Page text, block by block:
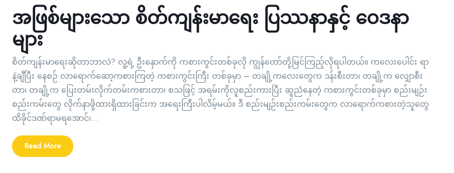
အဖြစ်များသော စိတ်ကျန်းမာရေး ပြဿနာနှင့် ဝေဒနာ
များ
စိတ်ကျန်းမာရေးဆိုတာဘာလဲ? လူ့ရဲ့ ဦးနှောက်ကို ကစားကွင်းတစ်ခုလို ကျွန်တော်တို့မြင်ကြည့်လိုရပါတယ်။ ကလေးပေါင်း ရာ
နဲ့ချီပြီး နေစဉ် လာရောက်ဆော့ကစားကြတဲ့ ကစားကွင်းကြီး တစ်ခုမှာ – တချို့ကလေးတွေက ဒန်းစီးတာ၊ တချို့က လျှောစီး
တာ၊ တချို့က ပြေးတမ်းလိုက်တမ်းကစားတာ၊ စသဖြင့် အရမ်းကိုလူစည်းကားပြီး ဆူညံနေတဲ့ ကစားကွင်းတစ်ခုမှာ စည်းမျဉ်း
စည်းကမ်းတွေ လိုက်နာဖို့ထားရှိထားခြင်းက အရေးကြီးပါလိမ့်မယ်။ ဒီ စည်းမျဉ်းစည်းကမ်းတွေက လာရောက်ကစားတဲ့သူတွေ
ထိခိုင်ဒဏ်ရာမရအောင်၊...
Read More